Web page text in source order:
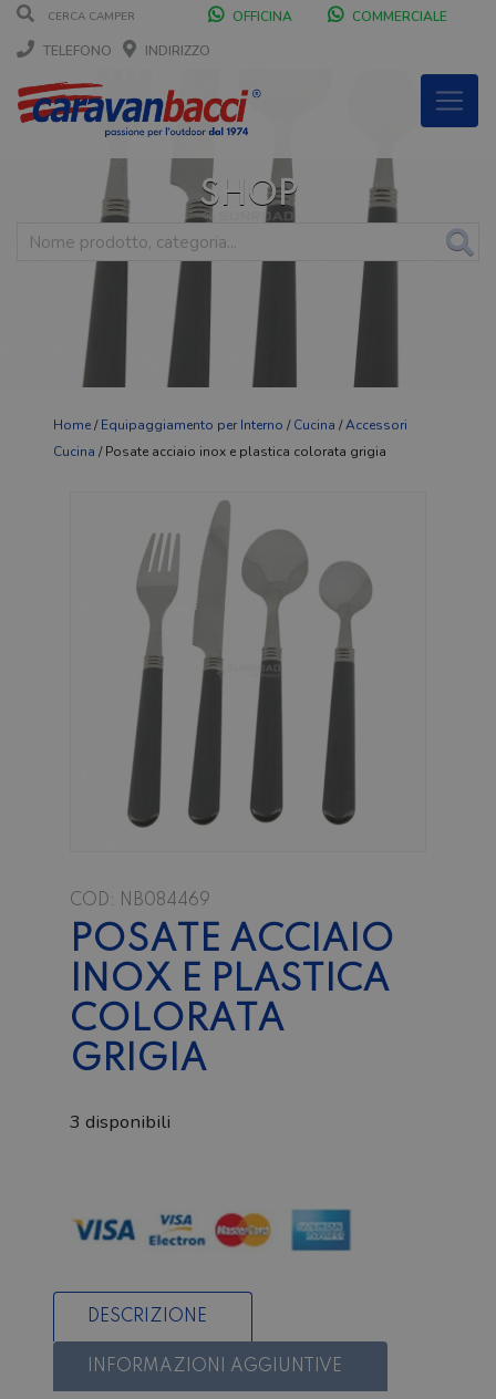
OFFICINA
COMMERCIALE
TELEFONO
INDIRIZZO
SHOP
Home/Equipaggiamento per Interno /Cucina /Accessori
Cucina / Posate acciaio inox e plastica colorata grigia
COD: NB084469
POSATE ACCIAIO
INOX E PLASTICA
COLORATA
GRIGIA
3 disponibili
inox
plastica
colorata
grigia
quantità
DESCRIZIONE
INFORMAZIONI AGGIUNTIVE